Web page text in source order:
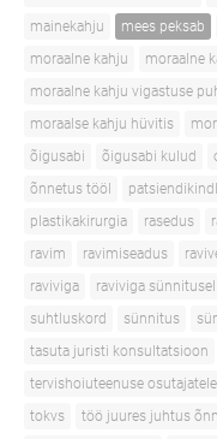
mainekahju
mees peksab
moraalne kahju
moraalne
moraalne kahju vigastuse
moraalse kahju hüvitis
õigusabi
õigusabi kulud
õnnetus tööl
plastikakirurgia
rasedus
ravim
ravimiseadus
raviviga
raviviga sünnitusel
suhtluskord
sünnitus
tasuta juristi konsultatsioon
tervishoiuteenuse
tokvs
töö juures juhtus